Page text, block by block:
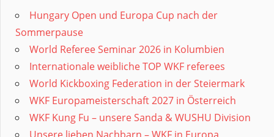
Hungary Open und Europa Cup nach der
Sommerpause
World Referee Seminar 2026 in Kolumbien
Internationale weibliche TOP WKF referees
World Kickboxing Federation in der Steiermark
WKF Europameisterschaft 2027 in Österreich
WKF Kung Fu – unsere Sanda & WUSHU Division